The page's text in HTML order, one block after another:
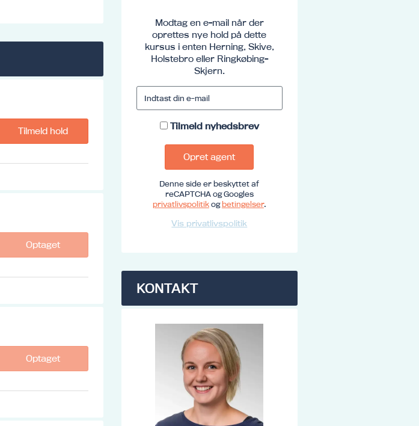
Tilmeld hold
Optaget
Optaget
Modtag en e-mail når der
oprettes nye hold på dette
kursus i enten Herning, Skive,
Holstebro eller Ringkøbing-
Skjern.
Tilmeld nyhedsbrev
Opret agent
Denne side er beskyttet af
reCAPTCHA og Googles
privatlivspolitikogbetingelser.
Vis privatlivspolitik
KONTAKT